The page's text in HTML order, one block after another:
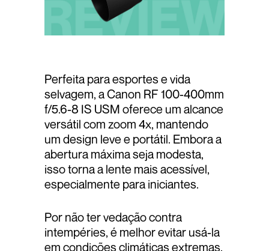
Perfeita para esportes e vida
selvagem, a Canon RF 100-400mm
f/5.6-8 IS USM oferece um alcance
versátil com zoom 4x, mantendo
um design leve e portátil. Embora a
abertura máxima seja modesta,
isso torna a lente mais acessível,
especialmente para iniciantes.
Por não ter vedação contra
intempéries, é melhor evitar usá-la
em condições climáticas extremas.